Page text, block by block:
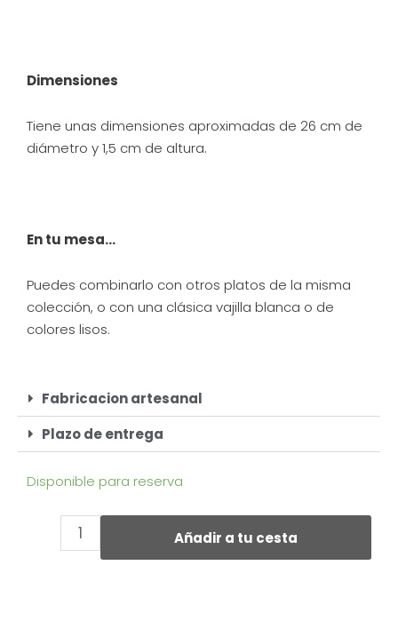
Dimensiones
Tiene unas dimensiones aproximadas de 26 cm de
diámetro y 1,5 cm de altura.
En tu mesa…
Puedes combinarlo con otros platos de la misma
colección, o con una clásica vajilla blanca o de
colores lisos.
Fabricacion artesanal
Plazo de entrega
Disponible para reserva
Añadir a tu cesta